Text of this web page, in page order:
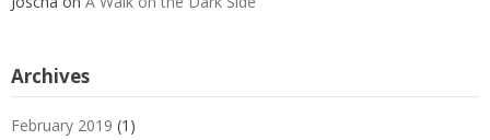
Archives
February 2019 (1)